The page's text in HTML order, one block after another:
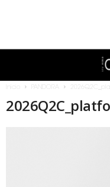
PANDORA